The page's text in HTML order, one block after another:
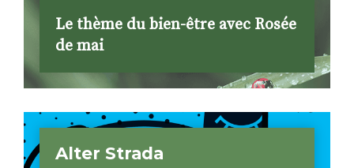
Le thème du bien-être avec Rosée
de mai
Alter Strada